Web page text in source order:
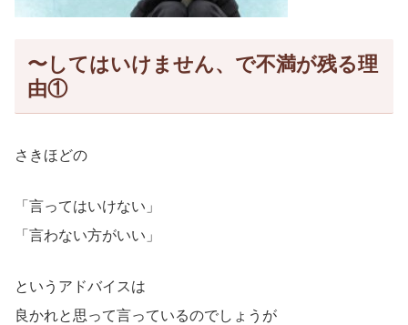
〜してはいけません、で不満が残る理
由①
さきほどの
「言ってはいけない」
「言わない方がいい」
というアドバイスは
良かれと思って言っているのでしょうが